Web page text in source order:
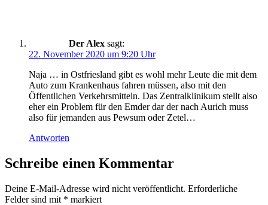
Der Alex sagt:
22. November 2020 um 9:20 Uhr
Naja … in Ostfriesland gibt es wohl mehr Leute die mit dem
Auto zum Krankenhaus fahren müssen, also mit den
Öffentlichen Verkehrsmitteln. Das Zentralklinikum stellt also
eher ein Problem für den Emder dar der nach Aurich muss
also für jemanden aus Pewsum oder Zetel…
Antworten
Schreibe einen Kommentar
Deine E-Mail-Adresse wird nicht veröffentlicht. Erforderliche
Felder sind mit * markiert